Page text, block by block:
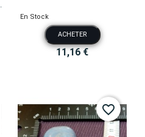
En Stock
ACHETER
11,16 €
favorite_border